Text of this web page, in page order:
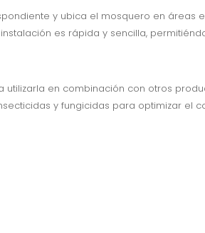
y ubica el mosquero en áreas
es rápida y sencilla,
en combinación con otros
y fungicidas para optimizar el